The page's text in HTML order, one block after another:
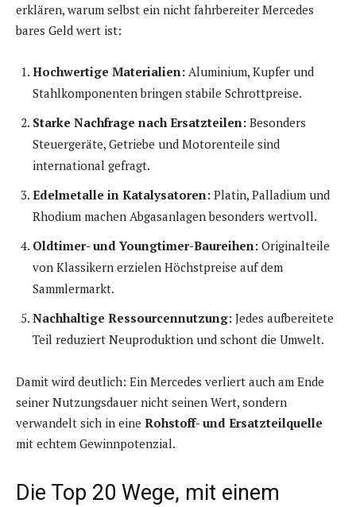
erklären, warum selbst ein nicht fahrbereiter Mercedes
bares Geld wert ist:
Hochwertige Materialien: Aluminium, Kupfer und
Stahlkomponenten bringen stabile Schrottpreise.
Starke Nachfrage nach Ersatzteilen: Besonders
Steuergeräte, Getriebe und Motorenteile sind
international gefragt.
Edelmetalle in Katalysatoren: Platin, Palladium und
Rhodium machen Abgasanlagen besonders wertvoll.
Oldtimer- und Youngtimer-Baureihen: Originalteile
von Klassikern erzielen Höchstpreise auf dem
Sammlermarkt.
Nachhaltige Ressourcennutzung: Jedes aufbereitete
Teil reduziert Neuproduktion und schont die Umwelt.
Damit wird deutlich: Ein Mercedes verliert auch am Ende
seiner Nutzungsdauer nicht seinen Wert, sondern
verwandelt sich in eine Rohstoff- und Ersatzteilquelle
mit echtem Gewinnpotenzial.
Die Top 20 Wege, mit einem